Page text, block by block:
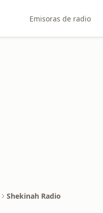
Emisoras de radio
Shekinah Radio